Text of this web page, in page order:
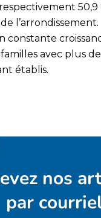
50,9
l’arrondissement.
constante
avec plus
établis.
nos
par